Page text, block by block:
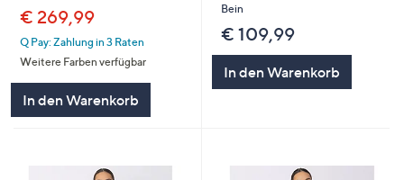
€ 269,99
Q Pay: Zahlung in 3 Raten
Weitere Farben verfügbar
In den Warenkorb
Bein
€ 109,99
In den Warenkorb